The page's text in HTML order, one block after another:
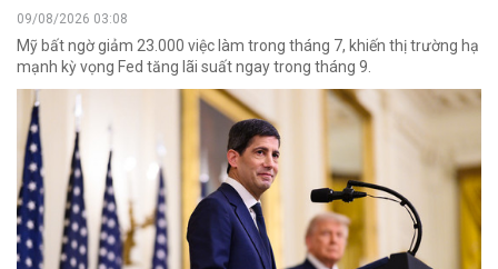
09/08/2026 03:08
Mỹ bất ngờ giảm 23.000 việc làm trong tháng 7, khiến thị trường hạ
mạnh kỳ vọng Fed tăng lãi suất ngay trong tháng 9.